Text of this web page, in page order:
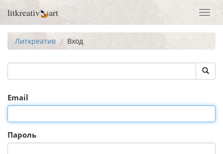
litkreativ art
Литкреатив Вход
Email
Пароль